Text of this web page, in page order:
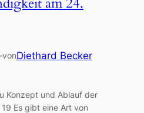
vonDiethard Becker
Konzept und Ablauf der
Es gibt eine Art von